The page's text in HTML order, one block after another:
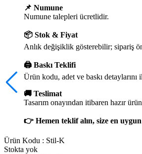
📌 Numune
Numune talepleri ücretlidir.
📦 Stok & Fiyat
Anlık değişiklik gösterebilir; sipariş
🖨️ Baskı Teklifi
Ürün kodu, adet ve baskı
🚚 Teslimat
Tasarım onayından itibaren hazır
👉 Hemen teklif alın, size en uygun
Ürün Kodu : Stil-K
Stokta yok